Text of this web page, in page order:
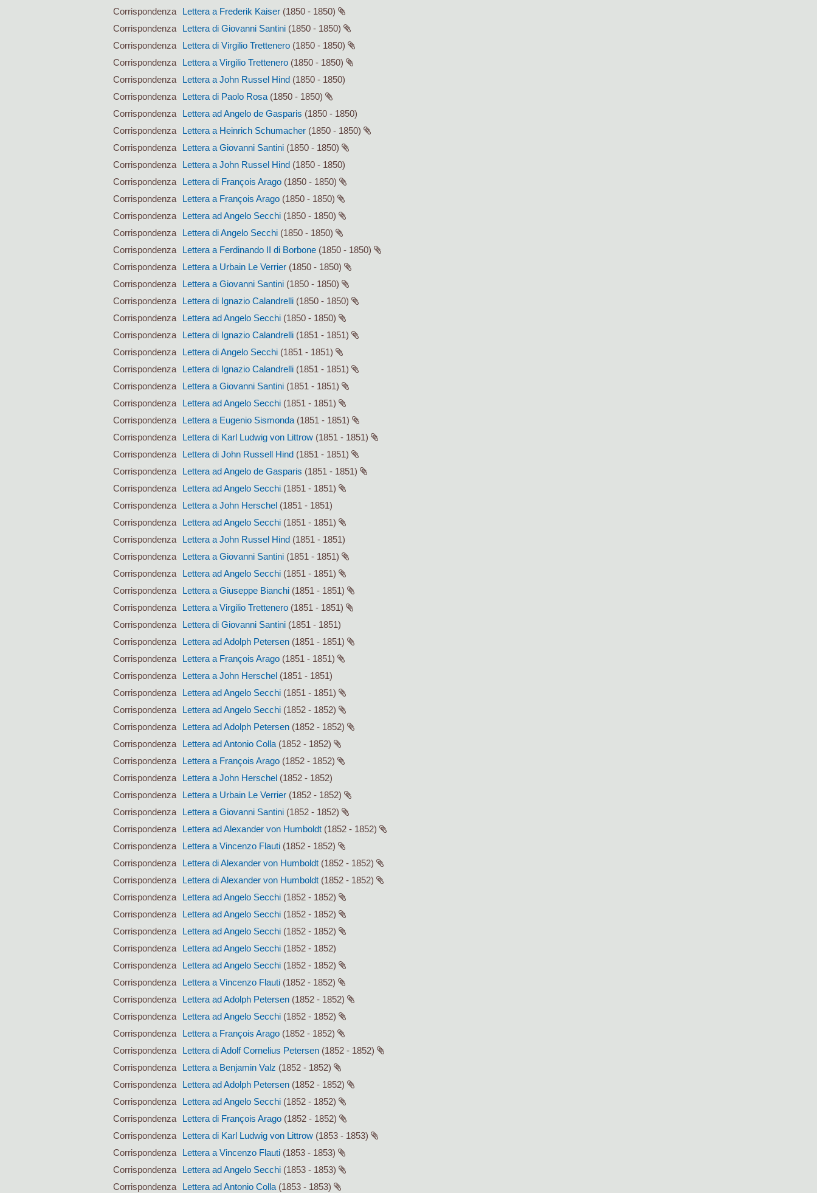
Corrispondenza
Lettera a Frederik Kaiser (1850 - 1850)
Corrispondenza
Lettera di Giovanni Santini (1850 - 1850)
Corrispondenza
Lettera di Virgilio Trettenero (1850 - 1850)
Corrispondenza
Lettera a Virgilio Trettenero (1850 - 1850)
Corrispondenza
Lettera a John Russel Hind (1850 - 1850)
Corrispondenza
Lettera di Paolo Rosa (1850 - 1850)
Corrispondenza
Lettera ad Angelo de Gasparis (1850 - 1850)
Corrispondenza
Lettera a Heinrich Schumacher (1850 - 1850)
Corrispondenza
Lettera a Giovanni Santini (1850 - 1850)
Corrispondenza
Lettera a John Russel Hind (1850 - 1850)
Corrispondenza
Lettera di François Arago (1850 - 1850)
Corrispondenza
Lettera a François Arago (1850 - 1850)
Corrispondenza
Lettera ad Angelo Secchi (1850 - 1850)
Corrispondenza
Lettera di Angelo Secchi (1850 - 1850)
Corrispondenza
Lettera a Ferdinando II di Borbone (1850 - 1850)
Corrispondenza
Lettera a Urbain Le Verrier (1850 - 1850)
Corrispondenza
Lettera a Giovanni Santini (1850 - 1850)
Corrispondenza
Lettera di Ignazio Calandrelli (1850 - 1850)
Corrispondenza
Lettera ad Angelo Secchi (1850 - 1850)
Corrispondenza
Lettera di Ignazio Calandrelli (1851 - 1851)
Corrispondenza
Lettera di Angelo Secchi (1851 - 1851)
Corrispondenza
Lettera di Ignazio Calandrelli (1851 - 1851)
Corrispondenza
Lettera a Giovanni Santini (1851 - 1851)
Corrispondenza
Lettera ad Angelo Secchi (1851 - 1851)
Corrispondenza
Lettera a Eugenio Sismonda (1851 - 1851)
Corrispondenza
Lettera di Karl Ludwig von Littrow (1851 - 1851)
Corrispondenza
Lettera di John Russell Hind (1851 - 1851)
Corrispondenza
Lettera ad Angelo de Gasparis (1851 - 1851)
Corrispondenza
Lettera ad Angelo Secchi (1851 - 1851)
Corrispondenza
Lettera a John Herschel (1851 - 1851)
Corrispondenza
Lettera ad Angelo Secchi (1851 - 1851)
Corrispondenza
Lettera a John Russel Hind (1851 - 1851)
Corrispondenza
Lettera a Giovanni Santini (1851 - 1851)
Corrispondenza
Lettera ad Angelo Secchi (1851 - 1851)
Corrispondenza
Lettera a Giuseppe Bianchi (1851 - 1851)
Corrispondenza
Lettera a Virgilio Trettenero (1851 - 1851)
Corrispondenza
Lettera di Giovanni Santini (1851 - 1851)
Corrispondenza
Lettera ad Adolph Petersen (1851 - 1851)
Corrispondenza
Lettera a François Arago (1851 - 1851)
Corrispondenza
Lettera a John Herschel (1851 - 1851)
Corrispondenza
Lettera ad Angelo Secchi (1851 - 1851)
Corrispondenza
Lettera ad Angelo Secchi (1852 - 1852)
Corrispondenza
Lettera ad Adolph Petersen (1852 - 1852)
Corrispondenza
Lettera ad Antonio Colla (1852 - 1852)
Corrispondenza
Lettera a François Arago (1852 - 1852)
Corrispondenza
Lettera a John Herschel (1852 - 1852)
Corrispondenza
Lettera a Urbain Le Verrier (1852 - 1852)
Corrispondenza
Lettera a Giovanni Santini (1852 - 1852)
Corrispondenza
Lettera ad Alexander von Humboldt (1852 - 1852)
Corrispondenza
Lettera a Vincenzo Flauti (1852 - 1852)
Corrispondenza
Lettera di Alexander von Humboldt (1852 - 1852)
Corrispondenza
Lettera di Alexander von Humboldt (1852 - 1852)
Corrispondenza
Lettera ad Angelo Secchi (1852 - 1852)
Corrispondenza
Lettera ad Angelo Secchi (1852 - 1852)
Corrispondenza
Lettera ad Angelo Secchi (1852 - 1852)
Corrispondenza
Lettera ad Angelo Secchi (1852 - 1852)
Corrispondenza
Lettera ad Angelo Secchi (1852 - 1852)
Corrispondenza
Lettera a Vincenzo Flauti (1852 - 1852)
Corrispondenza
Lettera ad Adolph Petersen (1852 - 1852)
Corrispondenza
Lettera ad Angelo Secchi (1852 - 1852)
Corrispondenza
Lettera a François Arago (1852 - 1852)
Corrispondenza
Lettera di Adolf Cornelius Petersen (1852 - 1852)
Corrispondenza
Lettera a Benjamin Valz (1852 - 1852)
Corrispondenza
Lettera ad Adolph Petersen (1852 - 1852)
Corrispondenza
Lettera ad Angelo Secchi (1852 - 1852)
Corrispondenza
Lettera di François Arago (1852 - 1852)
Corrispondenza
Lettera di Karl Ludwig von Littrow (1853 - 1853)
Corrispondenza
Lettera a Vincenzo Flauti (1853 - 1853)
Corrispondenza
Lettera ad Angelo Secchi (1853 - 1853)
Corrispondenza
Lettera ad Antonio Colla (1853 - 1853)